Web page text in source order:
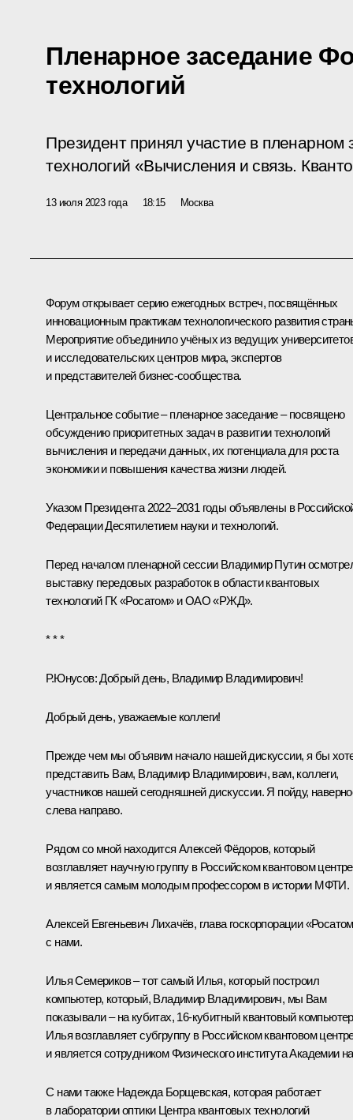
Пленарное заседание
технологий
Президент принял участие в
технологий «Вычисления и связь.
13 июля 2023 года 18:15 Москва
Форум открывает серию ежегодных встреч, посвящённых
инновационным практикам технологического развития
Мероприятие объединило учёных из ведущих
и исследовательских центров мира, экспертов
и представителей бизнес-сообщества.
Центральное событие – пленарное заседание – посвящено
обсуждению приоритетных задач в развитии технологий
вычисления и передачи данных, их потенциала для роста
экономики и повышения качества жизни людей.
УказомПрезидента 2022–2031 годы объявлены в
Федерации Десятилетием науки и технологий.
Перед началом пленарной сессии Владимир Путин
выставкупередовых разработок в области квантовых
технологий ГК «Росатом» и ОАО «РЖД».
* * *
Р.Юнусов:Добрый день, Владимир Владимирович!
Добрый день, уважаемые коллеги!
Прежде чем мы объявим начало нашей дискуссии, я бы
представить Вам, Владимир Владимирович, вам, коллеги,
участников нашей сегодняшней дискуссии. Я пойду,
слева направо.
Рядом со мной находится Алексей Фёдоров, который
возглавляет научную группу в Российском квантовом центре
и является самым молодым профессором в истории МФТИ.
Алексей Евгеньевич Лихачёв, глава госкорпорации
с нами.
Илья Семериков – тот самый Илья, который построил
компьютер, который, Владимир Владимирович, мы Вам
показывали – на кубитах, 16-кубитный квантовый
Илья возглавляет субгруппу в Российском квантовом
и является сотрудником Физического института Академии
С нами также Надежда Борщевская, которая работает
в лаборатории оптики Центра квантовых технологий